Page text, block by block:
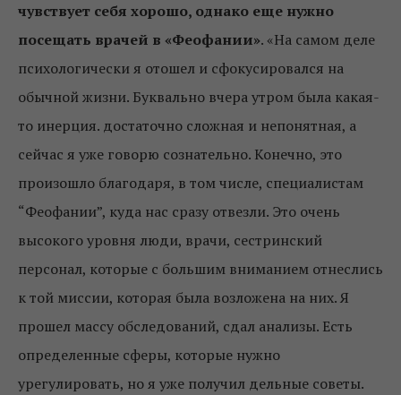
чувствует себя хорошо, однако еще нужно
посещать врачей в «Феофании». «На самом деле
психологически я отошел и сфокусировался на
обычной жизни. Буквально вчера утром была какая-
то инерция. достаточно сложная и непонятная, а
сейчас я уже говорю сознательно. Конечно, это
произошло благодаря, в том числе, специалистам
“Феофании”, куда нас сразу отвезли. Это очень
высокого уровня люди, врачи, сестринский
персонал, которые с большим вниманием отнеслись
к той миссии, которая была возложена на них. Я
прошел массу обследований, сдал анализы. Есть
определенные сферы, которые нужно
урегулировать, но я уже получил дельные советы.